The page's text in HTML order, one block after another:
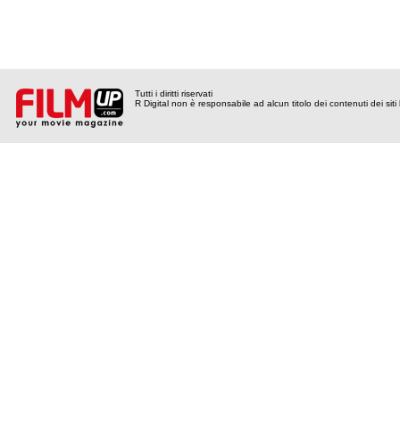
Tutti i diritti riservati
R Digital non è responsabile ad alcun titolo dei contenuti dei siti